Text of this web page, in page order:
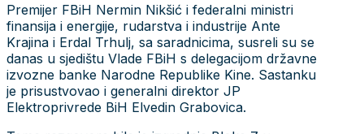
Premijer FBiH Nermin Nikšić i federalni ministri
finansija i energije, rudarstva i industrije Ante
Krajina i Erdal Trhulj, sa saradnicima, susreli su se
danas u sjedištu Vlade FBiH s delegacijom državne
izvozne banke Narodne Republike Kine. Sastanku
je prisustvovao i generalni direktor JP
Elektroprivrede BiH Elvedin Grabovica.